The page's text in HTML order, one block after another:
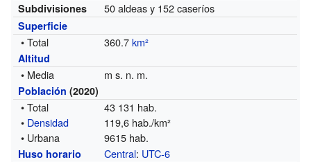
Subdivisiones 50 aldeas y 152 caseríos
Superficie
• Total 360.7km²
Altitud
• Media m s. n. m.
Población (2020)
• Total
43 131 hab.
• Densidad
119,6 hab./km²
• Urbana
9615 hab.
Huso horario Central: UTC-6